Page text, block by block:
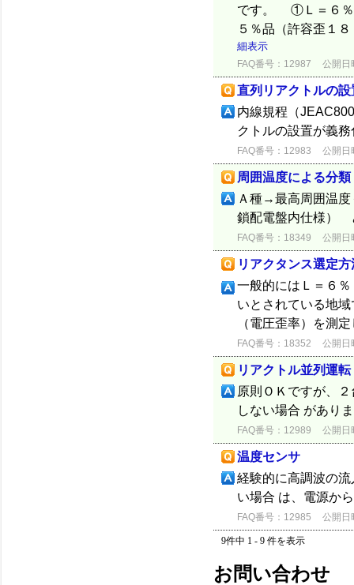
です。 ①Ｌ＝６％
５％品（許容歪１
細表示
FAQ番号：12987 公開日
直列リアクトルの設
内線規程（
クトルの設置が義
FAQ番号：12983 公開日
周囲温度による分類
Ａ種→最高周囲温
鎖配電盤内仕様）
FAQ番号：18349 公開日
リアクタンス選定方
一般的にはＬ＝６
いとされている地
（電圧歪率）を測
FAQ番号：18352 公開日
リアクトル並列運転
原則ＯＫですが、
しない場合 があり
FAQ番号：12989 公開日
温度センサ
経験的に高調波の
い場合 は、電源か
FAQ番号：12985 公開日
9件中 1 - 9 件を表示
お問い合わせ